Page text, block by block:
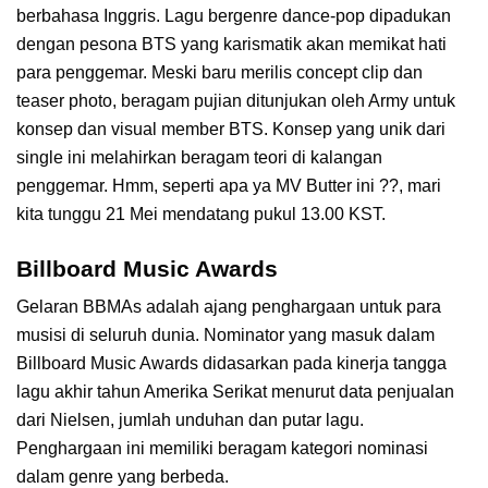
berbahasa Inggris. Lagu bergenre dance-pop dipadukan
dengan pesona BTS yang karismatik akan memikat hati
para penggemar. Meski baru merilis concept clip dan
teaser photo, beragam pujian ditunjukan oleh Army untuk
konsep dan visual member BTS. Konsep yang unik dari
single ini melahirkan beragam teori di kalangan
penggemar. Hmm, seperti apa ya MV Butter ini ??, mari
kita tunggu 21 Mei mendatang pukul 13.00 KST.
Billboard Music Awards
Gelaran BBMAs adalah ajang penghargaan untuk para
musisi di seluruh dunia. Nominator yang masuk dalam
Billboard Music Awards didasarkan pada kinerja tangga
lagu akhir tahun Amerika Serikat menurut data penjualan
dari Nielsen, jumlah unduhan dan putar lagu.
Penghargaan ini memiliki beragam kategori nominasi
dalam genre yang berbeda.